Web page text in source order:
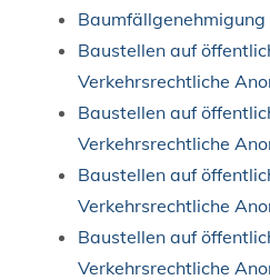
Baustellen auf
Verkehrsrechtliche
Baustellen auf
Verkehrsrechtliche
Baustellen auf
Verkehrsrechtliche
Baustellen auf
Verkehrsrechtliche